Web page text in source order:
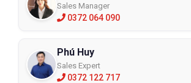
Sales Manager
0372 064 090
Phú Huy
Sales Expert
0372 122 717